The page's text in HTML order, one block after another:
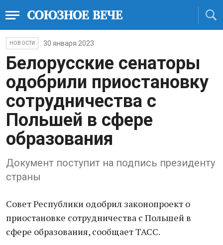
НОВОСТИ 30 января 2023
Белорусские сенаторы
одобрили приостановку
сотрудничества с
Польшей в сфере
образования
Документ поступит на подпись президенту
страны
Совет Республики одобрил законопроект о
приостановке сотрудничества с Польшей в
сфере образования, сообщает ТАСС.